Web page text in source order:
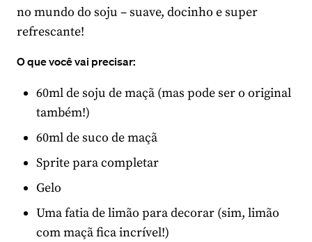
no mundo do soju – suave, docinho e super
refrescante!
O que você vai precisar:
60ml de soju de maçã (mas pode ser o original
também!)
60ml de suco de maçã
Sprite para completar
Gelo
Uma fatia de limão para decorar (sim, limão
com maçã fica incrível!)